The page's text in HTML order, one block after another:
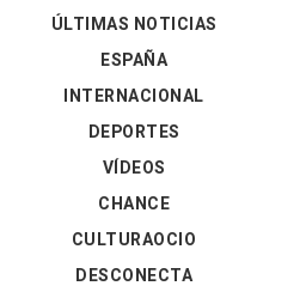
ÚLTIMAS NOTICIAS
ESPAÑA
INTERNACIONAL
DEPORTES
VÍDEOS
CHANCE
CULTURAOCIO
DESCONECTA